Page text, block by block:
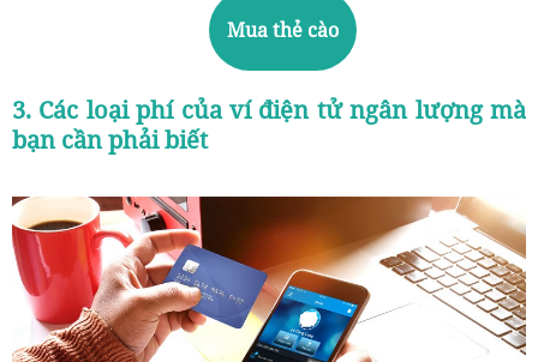
Mua thẻ cào
3. Các loại phí của ví điện tử ngân lượng mà
bạn cần phải biết